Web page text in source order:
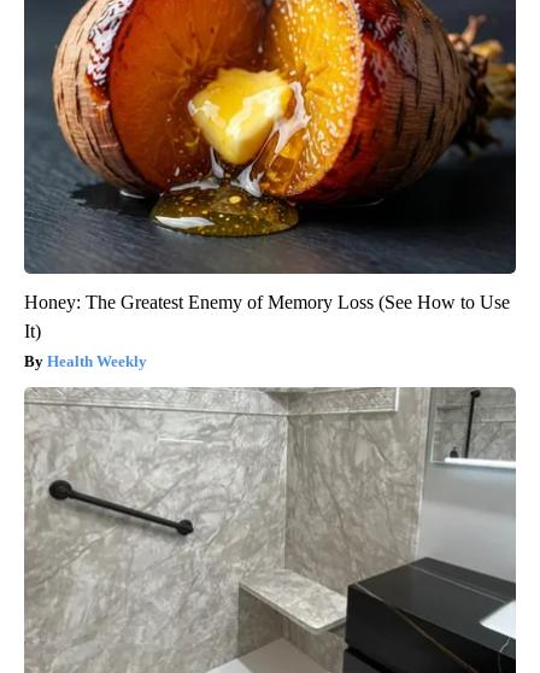
Honey: The Greatest Enemy of Memory Loss (See How to Use
It)
Health Weekly